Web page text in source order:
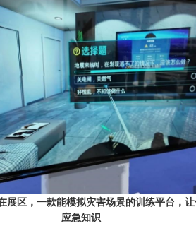
展区，一款能模拟灾害场景的训练平台，
应急知识